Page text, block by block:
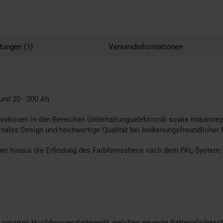
(1) Versandinformationen
20 - 300 Ah
in den Bereichen Unterhaltungselektronik sowie
Design und hochwertige Qualität bei bedienungsfreundlicher
hinaus die Erfindung des Farbfernsehens nach dem PAL-